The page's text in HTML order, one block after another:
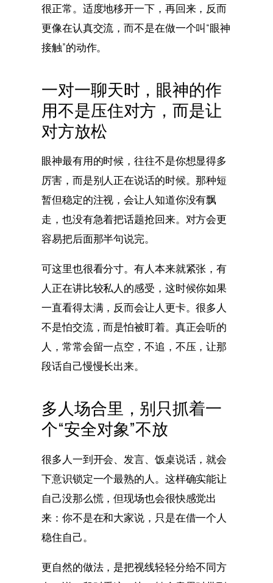
很正常。适度地移开一下，再回来，反而
更像在认真交流，而不是在做一个叫“眼神
接触”的动作。
一对一聊天时，眼神的作
用不是压住对方，而是让
对方放松
眼神最有用的时候，往往不是你想显得多
厉害，而是别人正在说话的时候。那种短
暂但稳定的注视，会让人知道你没有飘
走，也没有急着把话题抢回来。对方会更
容易把后面那半句说完。
可这里也很看分寸。有人本来就紧张，有
人正在讲比较私人的感受，这时候你如果
一直看得太满，反而会让人更卡。很多人
不是怕交流，而是怕被盯着。真正会听的
人，常常会留一点空，不追，不压，让那
段话自己慢慢长出来。
多人场合里，别只抓着一
个“安全对象”不放
很多人一到开会、发言、饭桌说话，就会
下意识锁定一个最熟的人。这样确实能让
自己没那么慌，但现场也会很快感觉出
来：你不是在和大家说，只是在借一个人
稳住自己。
更自然的做法，是把视线轻轻分给不同方